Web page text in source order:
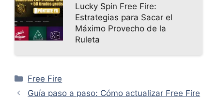
Lucky Spin Free Fire:
Estrategias para Sacar el
Máximo Provecho de la
Ruleta
Categorías
Free Fire
Guía paso a paso: Cómo actualizar Free Fire